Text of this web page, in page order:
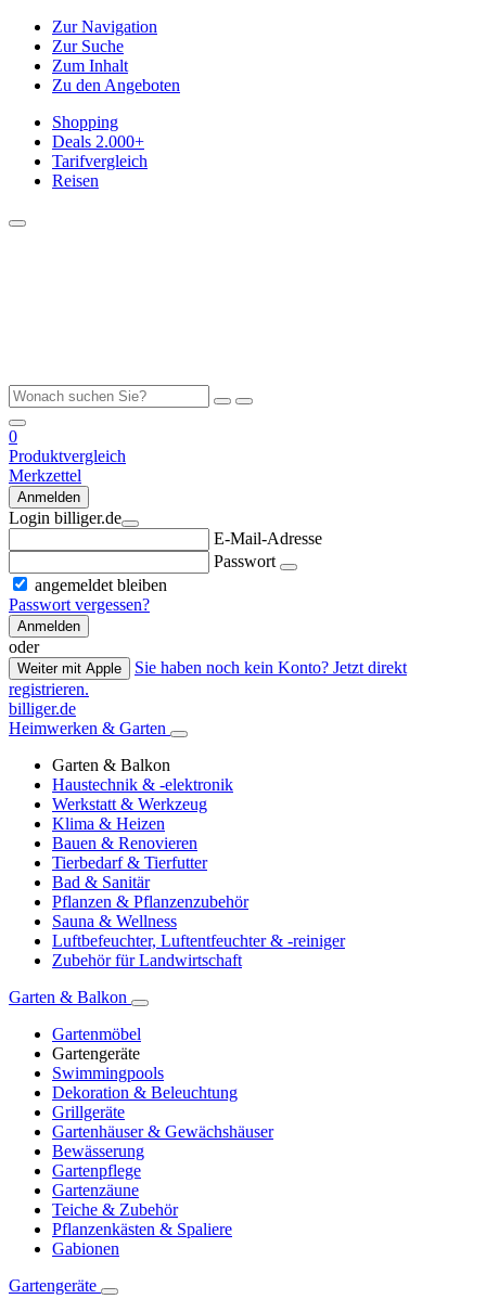
Zur Navigation
Zur Suche
Zum Inhalt
Zu den Angeboten
Shopping
Deals 2.000+
Tarifvergleich
Reisen
0
Produktvergleich
Merkzettel
Anmelden
Login billiger.de
E-Mail-Adresse
Passwort
angemeldet bleiben
Passwort vergessen?
Anmelden
oder
Weiter mit Apple
Sie haben noch kein Konto? Jetzt direkt
registrieren.
billiger.de
Heimwerken & Garten
Garten & Balkon
Haustechnik & -elektronik
Werkstatt & Werkzeug
Klima & Heizen
Bauen & Renovieren
Tierbedarf & Tierfutter
Bad & Sanitär
Pflanzen & Pflanzenzubehör
Sauna & Wellness
Luftbefeuchter, Luftentfeuchter & -reiniger
Zubehör für Landwirtschaft
Garten & Balkon
Gartenmöbel
Gartengeräte
Swimmingpools
Dekoration & Beleuchtung
Grillgeräte
Gartenhäuser & Gewächshäuser
Bewässerung
Gartenpflege
Gartenzäune
Teiche & Zubehör
Pflanzenkästen & Spaliere
Gabionen
Gartengeräte